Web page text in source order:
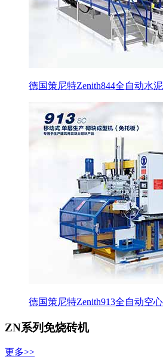
德国策尼特Zenith844全自动水
德国策尼特Zenith913全自动空
ZN系列免烧砖机
更多>>